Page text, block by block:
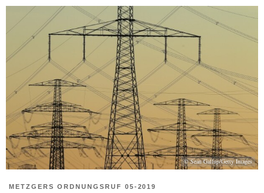
© Sean Gallup/Getty Images
METZGERS ORDNUNGSRUF 05-2019